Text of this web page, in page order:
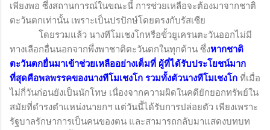
เพียงพอ ซึ่งสถานการณ์ในขณะนี้ การช่วยเหลือจะต้องมาจากชาติ
ตะวันตกเท่านั้น เพราะเป็นปรปักษ์โดยตรงกับรัสเซีย
โดยรวมแล้ว นางทีโมเชงโกหรือขั้วยูเครนตะวันออกไม่มี
ทางเลือกอื่นนอกจากพึ่งพาชาติตะวันตกในทุกด้าน ซึ่งหากชาติ
ตะวันตกยื่นมาเข้าช่วยเหลืออย่างเต็มที่ ผู้ที่ได้รับประโยชน์มาก
ที่สุดคือพลพรรคของนางทีโมเชงโก รวมทั้งตัวนางทีโมเชงโก ที่เมื่อ
ไม่กี่วันก่อนยังเป็นนักโทษ เนื่องจากความผิดในคดียักยอกทรัพย์ใน
สมัยที่ดำรงตำแหน่งนายกฯ แต่วันนี้ได้รับการปล่อยตัว เพียงเพราะ
รัฐบาลรักษาการเป็นคนของตน และสามารถกลับมาแสดงบทบท